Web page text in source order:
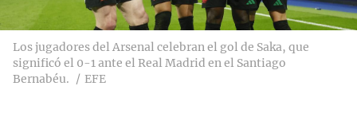
Los jugadores del Arsenal celebran el gol de Saka, que
significó el 0-1 ante el Real Madrid en el Santiago
Bernabéu.
EFE